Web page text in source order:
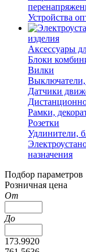
Устройства
изделия
Аксессуары
Блоки
Вилки
Датчики
Рамки,
Розетки
Удлинители,
назначения
Подбор параметров
Розничная цена
От
До
173.9920